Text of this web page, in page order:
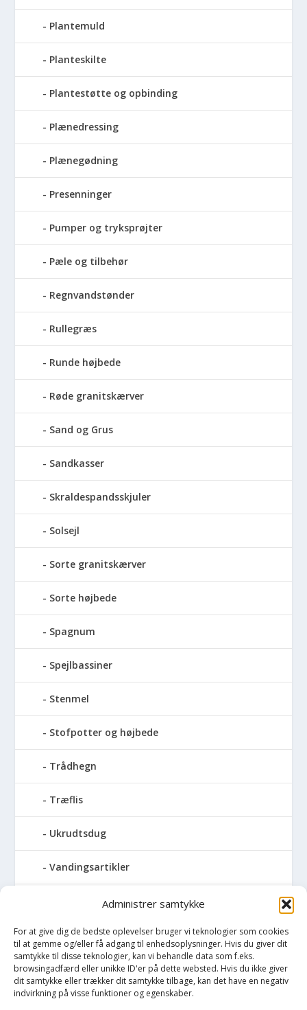
Administrer samtykke
For at give dig de bedste oplevelser bruger vi teknologier som cookies
til at gemme og/eller få adgang til enhedsoplysninger. Hvis du giver dit
samtykke til disse teknologier, kan vi behandle data som f.eks.
browsingadfærd eller unikke ID'er på dette websted. Hvis du ikke giver
dit samtykke eller trækker dit samtykke tilbage, kan det have en negativ
indvirkning på visse funktioner og egenskaber.
Plantemuld
Planteskilte
Plantestøtte og opbinding
Plænedressing
Plænegødning
Presenninger
Pumper og tryksprøjter
Pæle og tilbehør
Regnvandstønder
Rullegræs
Runde højbede
Røde granitskærver
Sand og Grus
Sandkasser
Skraldespandsskjuler
Solsejl
Sorte granitskærver
Sorte højbede
Spagnum
Spejlbassiner
Stenmel
Stofpotter og højbede
Trådhegn
Træflis
Ukrudtsdug
Vandingsartikler
Vandslanger
Vildthegn
vækstdug
Maling